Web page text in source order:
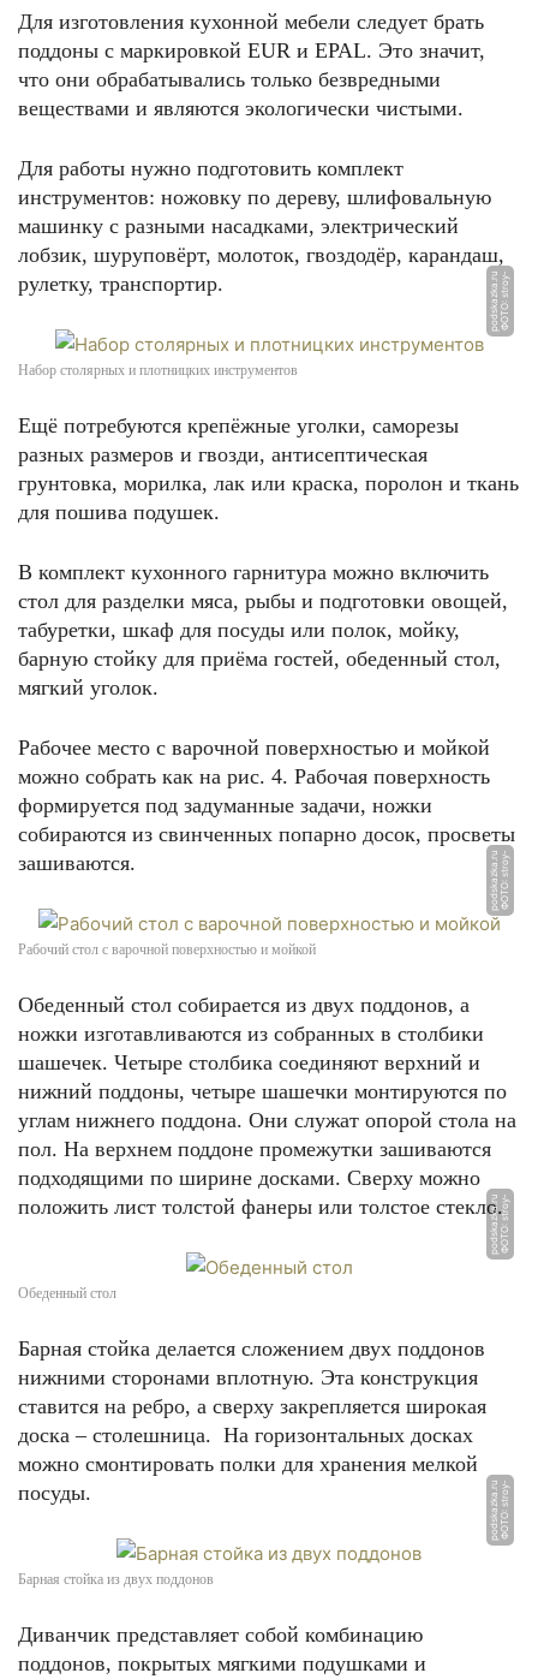
Для изготовления кухонной мебели следует брать
поддоны с маркировкой EUR и EPAL. Это значит,
что они обрабатывались только безвредными
веществами и являются экологически чистыми.
Для работы нужно подготовить комплект
инструментов: ножовку по дереву, шлифовальную
машинку с разными насадками, электрический
лобзик, шуруповёрт, молоток, гвоздодёр, карандаш,
рулетку, транспортир.
Ф
О
Т
О:
s
t
r
o
y
-
p
o
d
s
k
a
z
k
a.
r
u
Набор столярных и плотницких инструментов
Ещё потребуются крепёжные уголки, саморезы
разных размеров и гвозди, антисептическая
грунтовка, морилка, лак или краска, поролон и ткань
для пошива подушек.
В комплект кухонного гарнитура можно включить
стол для разделки мяса, рыбы и подготовки овощей,
табуретки, шкаф для посуды или полок, мойку,
барную стойку для приёма гостей, обеденный стол,
мягкий уголок.
Рабочее место с варочной поверхностью и мойкой
можно собрать как на рис. 4. Рабочая поверхность
формируется под задуманные задачи, ножки
собираются из свинченных попарно досок, просветы
зашиваются.
Ф
О
Т
О:
s
t
r
o
y
-
p
o
d
s
k
a
z
k
a.
r
u
Рабочий стол с варочной поверхностью и мойкой
Обеденный стол собирается из двух поддонов, а
ножки изготавливаются из собранных в столбики
шашечек. Четыре столбика соединяют верхний и
нижний поддоны, четыре шашечки монтируются по
углам нижнего поддона. Они служат опорой стола на
пол. На верхнем поддоне промежутки зашиваются
подходящими по ширине досками. Сверху можно
положить лист толстой фанеры или толстое стекло.Ф
О
Т
О:
s
t
r
o
y
-
p
o
d
s
k
a
z
k
a.
r
u
Обеденный стол
Барная стойка делается сложением двух поддонов
нижними сторонами вплотную. Эта конструкция
ставится на ребро, а сверху закрепляется широкая
доска – столешница. На горизонтальных досках
можно смонтировать полки для хранения мелкой
посуды.
Ф
О
Т
О:
s
t
r
o
y
-
p
o
d
s
k
a
z
k
a.
r
u
Барная стойка из двух поддонов
Диванчик представляет собой комбинацию
поддонов, покрытых мягкими подушками и